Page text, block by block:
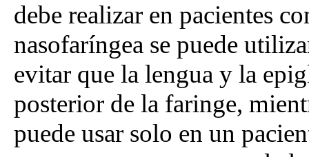
debe realizar en pacientes
nasofaríngea se puede
evitar que la lengua y la
posterior de la faringe,
puede usar solo en un